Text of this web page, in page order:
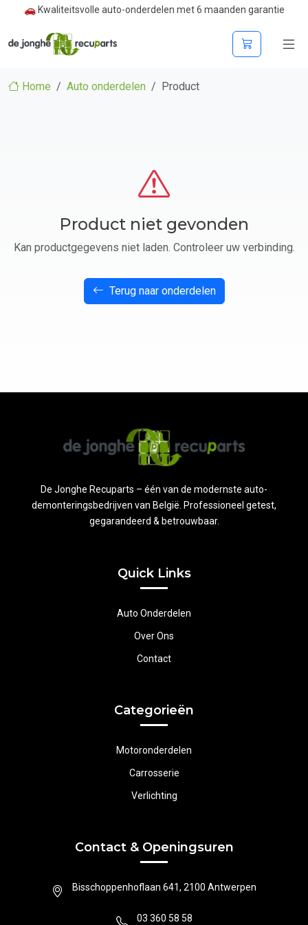
🚗 Kwaliteitsvolle auto-onderdelen met 6 maanden garantie
Home Auto onderdelen Product
Product niet gevonden
Kan productgegevens niet laden. Controleer uw verbinding.
Terug naar onderdelen
De Jonghe Recuparts – één van de modernste auto-
demonteringsbedrijven van België. Professioneel getest,
gegarandeerd & betrouwbaar.
Quick Links
Auto Onderdelen
Over Ons
Contact
Categorieën
Motoronderdelen
Carrosserie
Verlichting
Contact & Openingsuren
Bisschoppenhoflaan 641, 2100 Antwerpen
03 360 58 58